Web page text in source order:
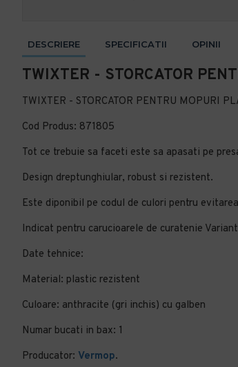
DESCRIERE SPECIFICATII OPINII
TWIXTER - STORCATOR
TWIXTER - STORCATOR PENTRU MOPURI
Cod Produs: 871805
Tot ce trebuie sa faceti este sa apasati pe
Design dreptunghiular, robust si rezistent.
Este diponibil pe codul de culori pentru
Indicat pentru carucioarele de curatenie
Date tehnice:
Material: plastic rezistent
Culoare: anthracite (gri inchis) cu galben
Numar bucati in bax: 1
Producator: Vermop.